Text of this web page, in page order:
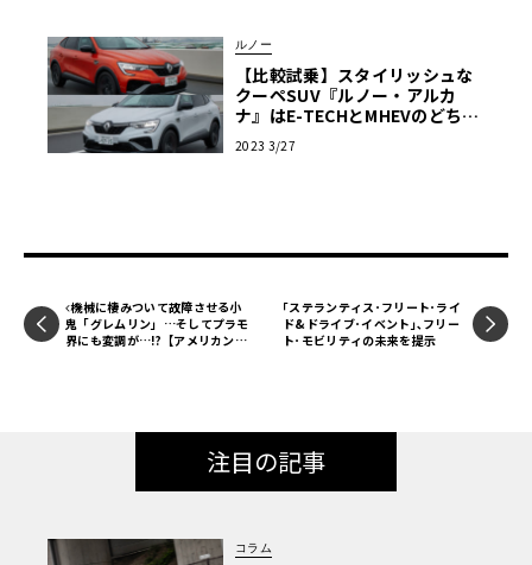
ルノー
【比較試乗】スタイリッシュな
クーペSUV『ルノー・アルカ
ナ』はE-TECHとMHEVのどちら
2023 3/27
機械に棲みついて故障させる小
鬼「グレムリン」…そしてプラモ
界にも変調が…!?【アメリカンカ
｢ステランティス･フリート･ライ
ド&ドライブ･イベント｣､フリー
ト･モビリティの未来を提示
注目の記事
コラム